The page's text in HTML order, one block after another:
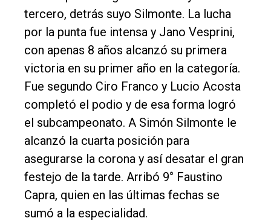
tercero, detrás suyo Silmonte. La lucha
por la punta fue intensa y Jano Vesprini,
con apenas 8 años alcanzó su primera
victoria en su primer año en la categoría.
Fue segundo Ciro Franco y Lucio Acosta
completó el podio y de esa forma logró
el subcampeonato. A Simón Silmonte le
alcanzó la cuarta posición para
asegurarse la corona y así desatar el gran
festejo de la tarde. Arribó 9° Faustino
Capra, quien en las últimas fechas se
sumó a la especialidad.